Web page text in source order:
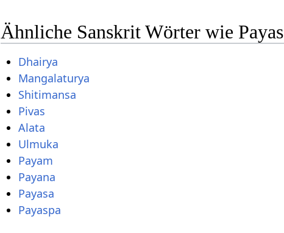
Ähnliche Sanskrit Wörter wie Payas
Dhairya
Mangalaturya
Shitimansa
Pivas
Alata
Ulmuka
Payam
Payana
Payasa
Payaspa